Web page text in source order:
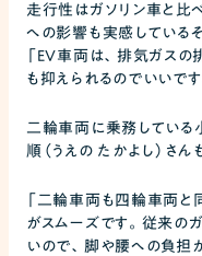
走行性はガソリン車と比
への影響も実感しているそ
「EV車両は、排気ガス
も抑えられるのでいいです
二輪車両に乗務してい
順（うえの たかよし）さん
「二輪車両も四輪車両と
がスムーズです。従来の
いので、脚や腰への負担